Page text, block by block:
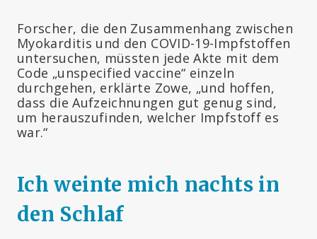
Forscher, die den Zusammenhang zwischen
Myokarditis und den COVID-19-Impfstoffen
untersuchen, müssten jede Akte mit dem
Code „unspecified vaccine“ einzeln
durchgehen, erklärte Zowe, „und hoffen,
dass die Aufzeichnungen gut genug sind,
um herauszufinden, welcher Impfstoff es
war.“
Ich weinte mich nachts in
den Schlaf